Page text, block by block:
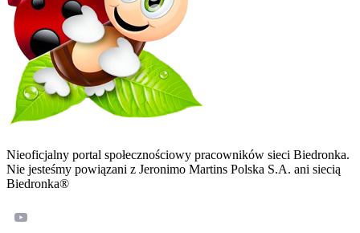
Nieoficjalny portal społecznościowy pracowników sieci Biedronka.
Nie jesteśmy powiązani z Jeronimo Martins Polska S.A. ani siecią
Biedronka®